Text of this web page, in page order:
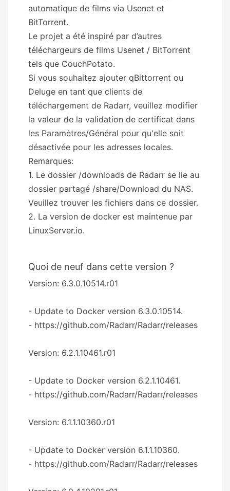
automatique de films via Usenet et
BitTorrent.
Le projet a été inspiré par d’autres
téléchargeurs de films Usenet / BitTorrent
tels que CouchPotato.
Si vous souhaitez ajouter qBittorrent ou
Deluge en tant que clients de
téléchargement de Radarr, veuillez modifier
la valeur de la validation de certificat dans
les Paramètres/Général pour qu'elle soit
désactivée pour les adresses locales.
Remarques:
1. Le dossier /downloads de Radarr se lie au
dossier partagé /share/Download du NAS.
Veuillez trouver les fichiers dans ce dossier.
2. La version de docker est maintenue par
LinuxServer.io.
Quoi de neuf dans cette version ?
Version: 6.3.0.10514.r01
- Update to Docker version 6.3.0.10514.
- https://github.com/Radarr/Radarr/releases
Version: 6.2.1.10461.r01
- Update to Docker version 6.2.1.10461.
- https://github.com/Radarr/Radarr/releases
Version: 6.1.1.10360.r01
- Update to Docker version 6.1.1.10360.
- https://github.com/Radarr/Radarr/releases